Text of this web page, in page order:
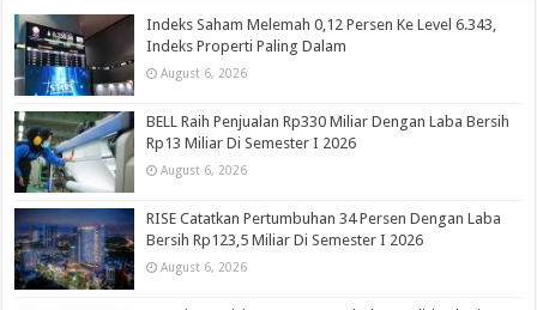
Indeks Saham Melemah 0,12 Persen Ke Level 6.343,
Indeks Properti Paling Dalam
August 6, 2026
BELL Raih Penjualan Rp330 Miliar Dengan Laba Bersih
Rp13 Miliar Di Semester I 2026
August 6, 2026
RISE Catatkan Pertumbuhan 34 Persen Dengan Laba
Bersih Rp123,5 Miliar Di Semester I 2026
August 6, 2026